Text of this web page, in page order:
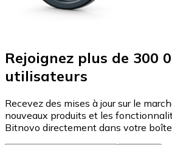
Rejoignez plus de 300
utilisateurs
Recevez des mises à jour sur le
nouveaux produits et les
Bitnovo directement dans votre